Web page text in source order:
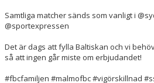
Samtliga matcher sänds som vanligt i
@sportexpressen
Det är dags att fylla Baltiskan och vi
så att ingen går miste om erbjudandet!
#fbcfamiljen #malmofbc #vigörskillnad